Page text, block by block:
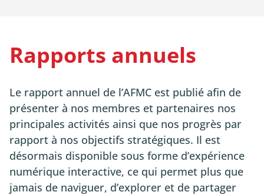
Rapports annuels
Le rapport annuel de l’AFMC est publié afin de
présenter à nos membres et partenaires nos
principales activités ainsi que nos progrès par
rapport à nos objectifs stratégiques. Il est
désormais disponible sous forme d’expérience
numérique interactive, ce qui permet plus que
jamais de naviguer, d’explorer et de partager